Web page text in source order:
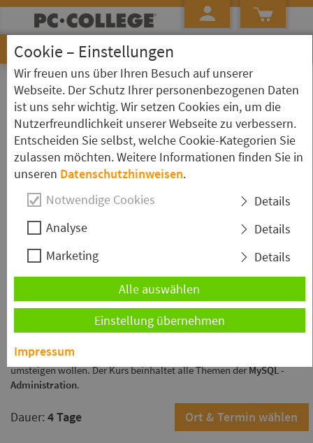
Startseite»Seminarübersicht ...»MySQL
Schulungen zum Thema: MySQL
MySQL - SQL Grundlagen
Die Schulung "MySQL- SQL Grundlagen" ist für Einsteiger in
anfallenden Daten?MySQLCommunity Ed. ist eine kostenfreie
MySQLbasierte Datenbankmanagementsysteme.
Dauer:2 Tage Ort & Termin wählen
MySQL - für Administratoren
MySQL - für Administratoren" ist für Mitarbeiter
vonMySQL-Servern einsteigen oder auf eine neue
umsteigen wollen. Der Kurs beinhaltet alle Themen derMySQL -
Administration.
Dauer: 4 Tage Ort & Termin wählen
Cookie – Einstellungen
Wir freuen uns über Ihren Besuch auf unserer
Webseite. Der Schutz Ihrer personenbezogenen Daten
ist uns sehr wichtig. Wir setzen Cookies ein, um die
Nutzerfreundlichkeit unserer Webseite zu verbessern.
Entscheiden Sie selbst, welche Cookie-Kategorien Sie
zulassen möchten. Weitere Informationen finden Sie in
unseren Datenschutzhinweisen.
Notwendige Cookies
Details
Analyse
Details
Marketing
Details
Alle auswählen
Einstellung übernehmen
Impressum